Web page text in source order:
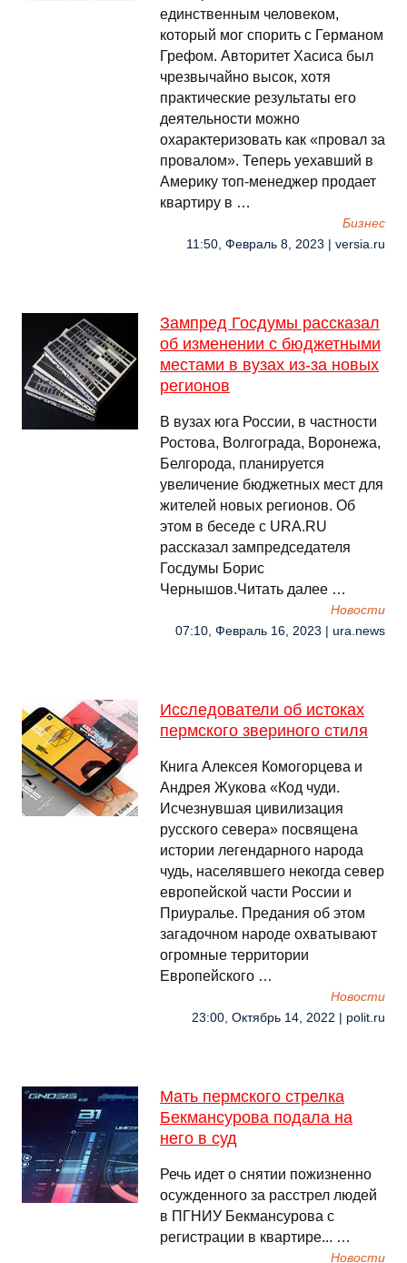
единственным человеком,
который мог спорить с Германом
Грефом. Авторитет Хасиса был
чрезвычайно высок, хотя
практические результаты его
деятельности можно
охарактеризовать как «провал за
провалом». Теперь уехавший в
Америку топ-менеджер продает
квартиру в …
Бизнес
11:50, Февраль 8, 2023 | versia.ru
Зампред Госдумы рассказал
об изменении с бюджетными
местами в вузах из-за новых
регионов
В вузах юга России, в частности
Ростова, Волгограда, Воронежа,
Белгорода, планируется
увеличение бюджетных мест для
жителей новых регионов. Об
этом в беседе с URA.RU
рассказал зампредседателя
Госдумы Борис
Чернышов.Читать далее …
Новости
07:10, Февраль 16, 2023 | ura.news
Исследователи об истоках
пермского звериного стиля
Книга Алексея Комогорцева и
Андрея Жукова «Код чуди.
Исчезнувшая цивилизация
русского севера» посвящена
истории легендарного народа
чудь, населявшего некогда север
европейской части России и
Приуралье. Предания об этом
загадочном народе охватывают
огромные территории
Европейского …
Новости
23:00, Октябрь 14, 2022 | polit.ru
Мать пермского стрелка
Бекмансурова подала на
него в суд
Речь идет о снятии пожизненно
осужденного за расстрел людей
в ПГНИУ Бекмансурова с
регистрации в квартире... …
Новости